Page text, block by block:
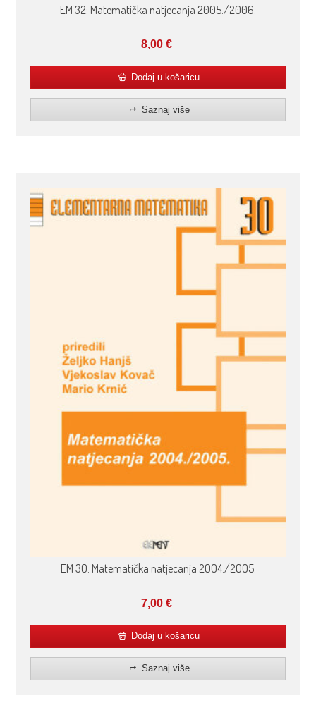
EM 32: Matematička natjecanja 2005./2006.
8,00€
Dodaj u košaricu
Saznaj više
EM 30: Matematička natjecanja 2004./2005.
7,00€
Dodaj u košaricu
Saznaj više